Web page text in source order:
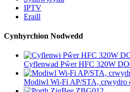
IPTV
Eraill
Cynhyrchion Nodwedd
Cyflenwad Pŵer HFC 320W
Modiwl Wi-Fi AP/STA, crwydro